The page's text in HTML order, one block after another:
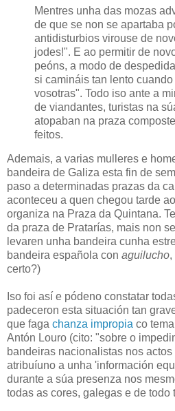
Mentres unha das mozas
de que se non se apartaba
antidisturbios virouse de
jodes!". E ao permitir de
peóns, a modo de
si camináis tan lento
vosotras". Todo iso ante a
de viandantes, turistas na
atopaban na praza
feitos.
Ademais, a varias mulleres e
bandeira de Galiza esta fin de
paso a determinadas prazas da
aconteceu a quen chegou tarde
organiza na Praza da Quintana.
da praza de Pratarías, mais non
levaren unha bandeira cunha
bandeira española con aguilucho,
certo?)
Iso foi así e pódeno constatar
padeceron esta situación tan
que faga chanza impropia co
Antón Louro (cito: "sobre o
bandeiras nacionalistas nos
atribuíuno a unha 'información
durante a súa presenza nos
todas as cores, galegas e de todo